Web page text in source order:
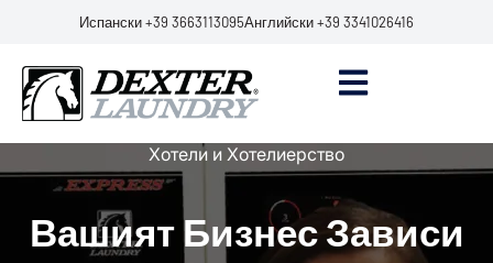
Испански +39 3663113095Английски +39 3341026416
Хотели и Хотелиерство
Вашият Бизнес Зависи